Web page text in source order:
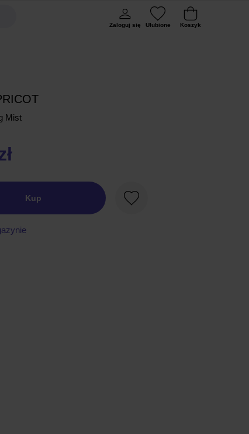
Zaloguj się Ulubione Koszyk
Mist
Kup
Ulubione